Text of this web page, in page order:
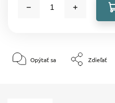
Opýtať sa Zdieľať